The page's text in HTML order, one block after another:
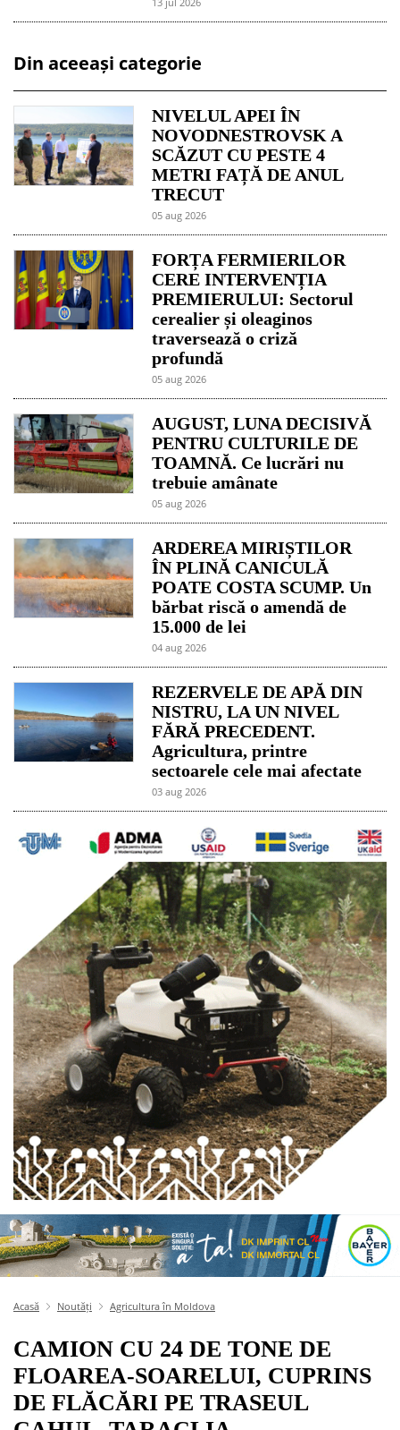
Din aceeași categorie
NIVELUL APEI ÎN
NOVODNESTROVSK A
SCĂZUT CU PESTE 4
METRI FAȚĂ DE ANUL
TRECUT
05 aug 2026
FORȚA FERMIERILOR
CERE INTERVENȚIA
PREMIERULUI: Sectorul
cerealier și oleaginos
traversează o criză
profundă
05 aug 2026
AUGUST, LUNA DECISIVĂ
PENTRU CULTURILE DE
TOAMNĂ. Ce lucrări nu
trebuie amânate
05 aug 2026
ARDEREA MIRIȘTILOR
ÎN PLINĂ CANICULĂ
POATE COSTA SCUMP. Un
bărbat riscă o amendă de
15.000 de lei
04 aug 2026
REZERVELE DE APĂ DIN
NISTRU, LA UN NIVEL
FĂRĂ PRECEDENT.
Agricultura, printre
sectoarele cele mai afectate
03 aug 2026
Acasă Noutăți Agricultura în Moldova
CAMION CU 24 DE TONE DE
FLOAREA-SOARELUI, CUPRINS
DE FLĂCĂRI PE TRASEUL